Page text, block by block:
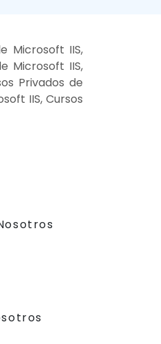
Microsoft IIS,
Microsoft IIS,
Privados de
IIS, Cursos